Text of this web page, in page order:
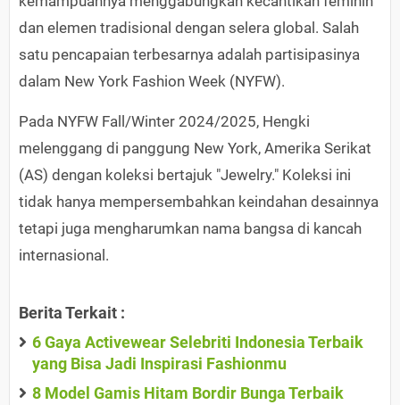
dan elemen tradisional dengan selera global. Salah
satu pencapaian terbesarnya adalah partisipasinya
dalam New York Fashion Week (NYFW).
Pada NYFW Fall/Winter 2024/2025, Hengki
melenggang di panggung New York, Amerika Serikat
(AS) dengan koleksi bertajuk "Jewelry." Koleksi ini
tidak hanya mempersembahkan keindahan desainnya
tetapi juga mengharumkan nama bangsa di kancah
internasional.
Berita Terkait :
6 Gaya Activewear Selebriti Indonesia Terbaik
yang Bisa Jadi Inspirasi Fashionmu
8 Model Gamis Hitam Bordir Bunga Terbaik